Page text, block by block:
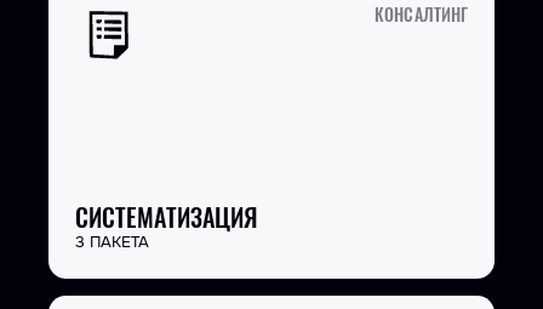
КОНСАЛТИНГ
СИСТЕМАТИЗАЦИЯ
3 ПАКЕТА